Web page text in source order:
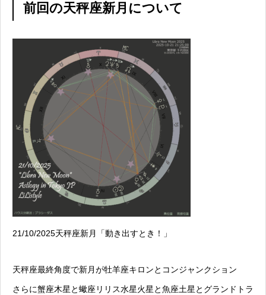
前回の天秤座新月について
21/10/2025天秤座新月「動き出すとき！」
天秤座最終角度で新月が牡羊座キロンとコンジャンクション
さらに蟹座木星と蠍座リリス水星火星と魚座土星とグランドトラ